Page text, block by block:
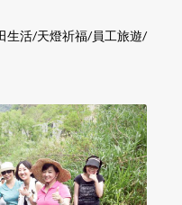
生活/天燈祈福/員工旅遊/